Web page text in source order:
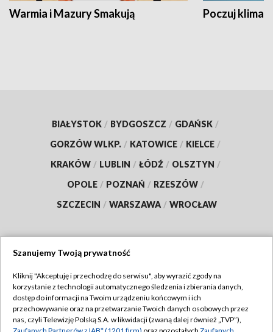
Warmia i Mazury Smakują Poczuj klimat
BIAŁYSTOK / BYDGOSZCZ / GDAŃSK /
GORZÓW WLKP. / KATOWICE / KIELCE /
KRAKÓW / LUBLIN / ŁÓDŹ / OLSZTYN /
OPOLE / POZNAŃ / RZESZÓW /
SZCZECIN / WARSZAWA / WROCŁAW
TVP
Abonament TVP
Emisja w TVP
Regulamin TVP
Szanujemy Twoją prywatność
Kliknij "Akceptuję i przechodzę do serwisu", aby wyrazić zgody na
korzystanie z technologii automatycznego śledzenia i zbierania danych,
dostęp do informacji na Twoim urządzeniu końcowym i ich
przechowywanie oraz na przetwarzanie Twoich danych osobowych przez
nas, czyli Telewizję Polską S.A. w likwidacji (zwaną dalej również „TVP”),